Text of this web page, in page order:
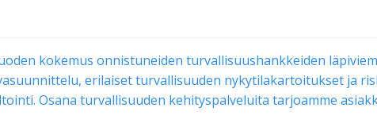
kokemus onnistuneiden turvallisuushankkeiden
erilaiset turvallisuuden nykytilakartoitukset ja
Osana turvallisuuden kehityspalveluita tarjoamme